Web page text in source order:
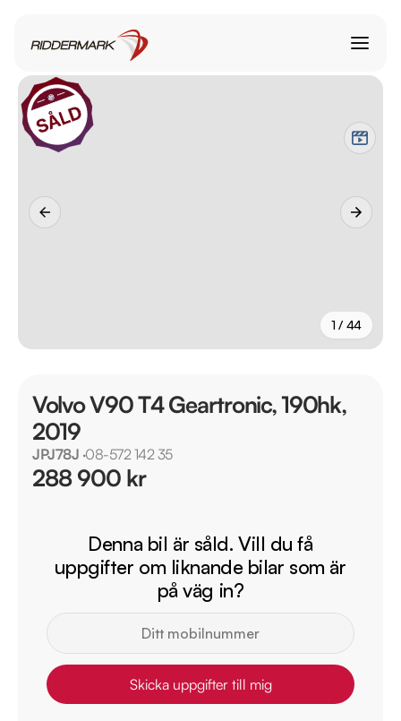
1 / 44
Volvo V90 T4 Geartronic, 190hk,
2019
JPJ78J ·08-572 142 35
288 900 kr
Denna bil är såld. Vill du få
uppgifter om liknande bilar som är
på väg in?
Skicka uppgifter till mig